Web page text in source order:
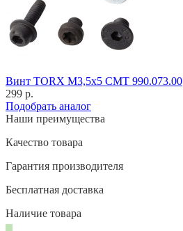
Винт TORX M3,5x5 CMT 990.073.00
299 р.
Подобрать аналог
Наши преимущества
Качество товара
Гарантия производителя
Бесплатная доставка
Наличие товара